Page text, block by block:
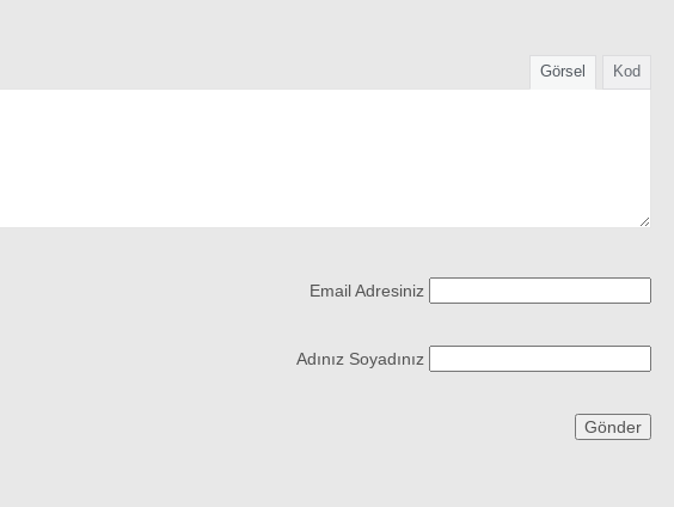
Görsel Kod
Email Adresiniz
Adınız Soyadınız